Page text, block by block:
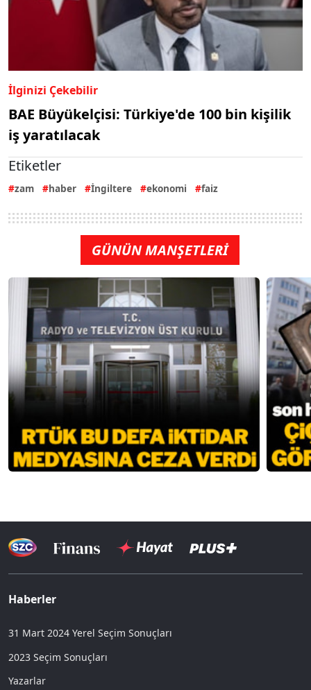
İlginizi Çekebilir
BAE Büyükelçisi: Türkiye'de 100 bin kişilik
iş yaratılacak
Etiketler
zam haber İngiltere ekonomi faiz
GÜNÜN MANŞETLERİ
Haberler
31 Mart 2024 Yerel Seçim Sonuçları
2023 Seçim Sonuçları
Yazarlar